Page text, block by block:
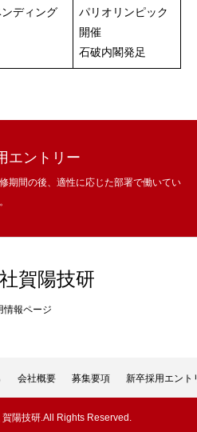
ディング
パリオリンピック
開催
石破内閣発足
エントリー
期間の後、適性に応じた部署で働いてい
賀陽技研
情報ページ
会社概要 募集要項 新卒採用エント
陽技研.All Rights Reserved.